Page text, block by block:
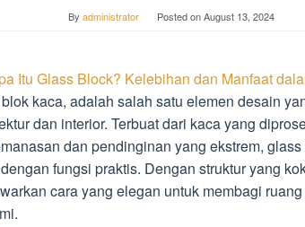
By administrator Posted onAugust 13, 2024
Itu Glass Block? Kelebihan dan Manfaat
kaca, adalah salah satu elemen desain
dan interior. Terbuat dari kaca yang
dan pendinginan yang ekstrem,
fungsi praktis. Dengan struktur yang
cara yang elegan untuk membagi